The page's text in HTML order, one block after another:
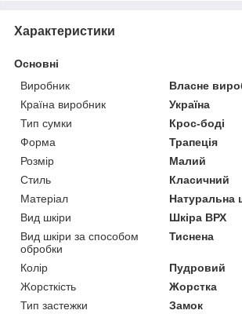
Характеристики
Основні
Виробник
Власне
Країна виробник
Україна
Тип сумки
Крос-боді
Форма
Трапеція
Розмір
Малий
Стиль
Класичний
Матеріал
Натуральна
Вид шкіри
Шкіра ВРХ
Вид шкіри за способом
обробки
Тиснена
Колір
Пудровий
Жорсткість
Жорстка
Тип застежки
Замок